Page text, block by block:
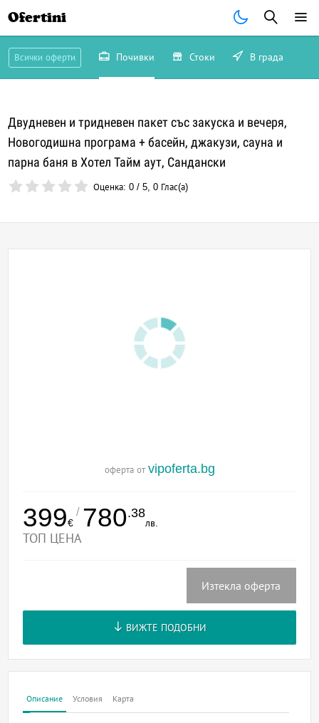
Ofertini
Всички оферти Почивки Стоки В града
Двудневен и тридневен пакет със закуска и вечеря,
Новогодишна програма + басейн, джакузи, сауна и
парна баня в Хотел Тайм аут, Сандански
Оценка:0 /5,0 Глас(а)
оферта от vipoferta.bg
399€
/ 780.38
лв.
ТОП ЦЕНА
Изтекла оферта
ВИЖТЕ ПОДОБНИ
Описание Условия Карта